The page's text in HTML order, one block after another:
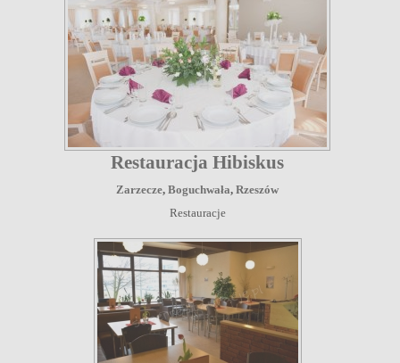
Restauracja Hibiskus
Zarzecze, Boguchwała, Rzeszów
Restauracje